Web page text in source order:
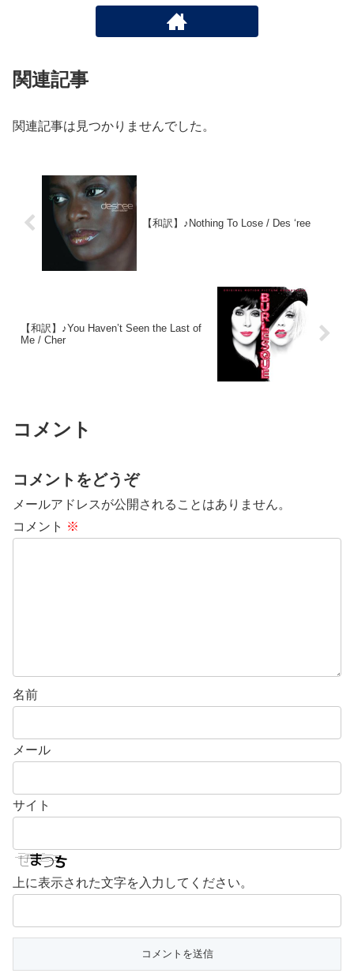
関連記事
関連記事は見つかりませんでした。
【和訳】♪Nothing To Lose / Des ‘ree
【和訳】♪You Haven’t Seen the Last of
Me / Cher
コメント
コメントをどうぞ
メールアドレスが公開されることはありません。
コメント ※
名前
メール
サイト
上に表示された文字を入力してください。